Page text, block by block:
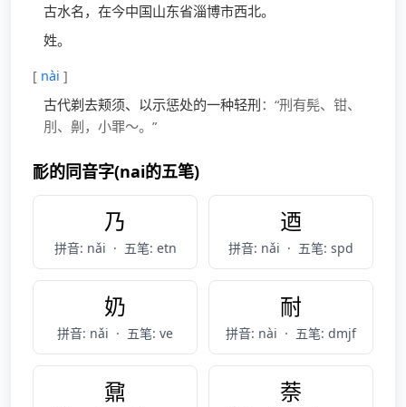
古水名，在今中国山东省淄博市西北。
姓。
[ nài ]
古代剃去颊须、以示惩处的一种轻刑：“刑有髡、钳、
刖、劓，小罪～。”
耏的同音字(nai的五笔)
乃
拼音: nǎi · 五笔: etn
迺
拼音: nǎi · 五笔: spd
奶
拼音: nǎi · 五笔: ve
耐
拼音: nài · 五笔: dmjf
鼐 萘